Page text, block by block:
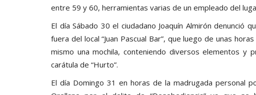
entre 59 y 60, herramientas varias de un empleado del
El día Sábado 30 el ciudadano Joaquín Almirón denunció
fuera del local “Juan Pascual Bar”, que luego de unas
mismo una mochila, conteniendo diversos elementos y
carátula de “Hurto”.
El día Domingo 31 en horas de la madrugada personal